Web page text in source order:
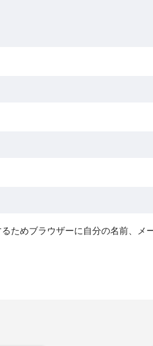
ためブラウザーに自分の名前、メ